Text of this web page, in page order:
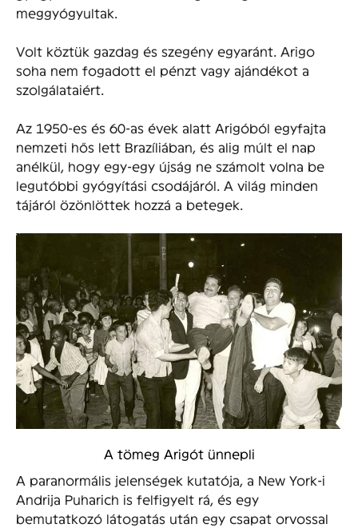
meggyógyultak.
Volt köztük gazdag és szegény egyaránt. Arigo
soha nem fogadott el pénzt vagy ajándékot a
szolgálataiért.
Az 1950-es és 60-as évek alatt Arigóból egyfajta
nemzeti hős lett Brazíliában, és alig múlt el nap
anélkül, hogy egy-egy újság ne számolt volna be
legutóbbi gyógyítási csodájáról. A világ minden
tájáról özönlöttek hozzá a betegek.
A tömeg Arigót ünnepli
A paranormális jelenségek kutatója, a New York-i
Andrija Puharich is felfigyelt rá, és egy
bemutatkozó látogatás után egy csapat orvossal